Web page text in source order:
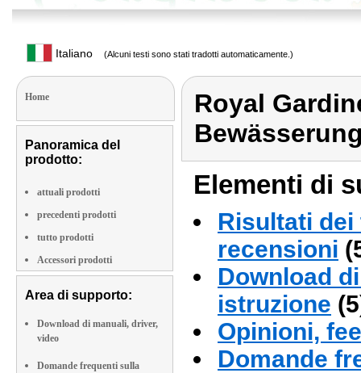
Italiano (Alcuni testi sono stati tradotti automaticamente.)
Home
Panoramica del
prodotto:
attuali prodotti
precedenti prodotti
tutto prodotti
Accessori prodotti
Area di supporto:
Download di manuali, driver,
video
Domande frequenti sulla
Royal
Elementi di
Risultati
recensioni
Download
istruzione
Opinioni,
Domande